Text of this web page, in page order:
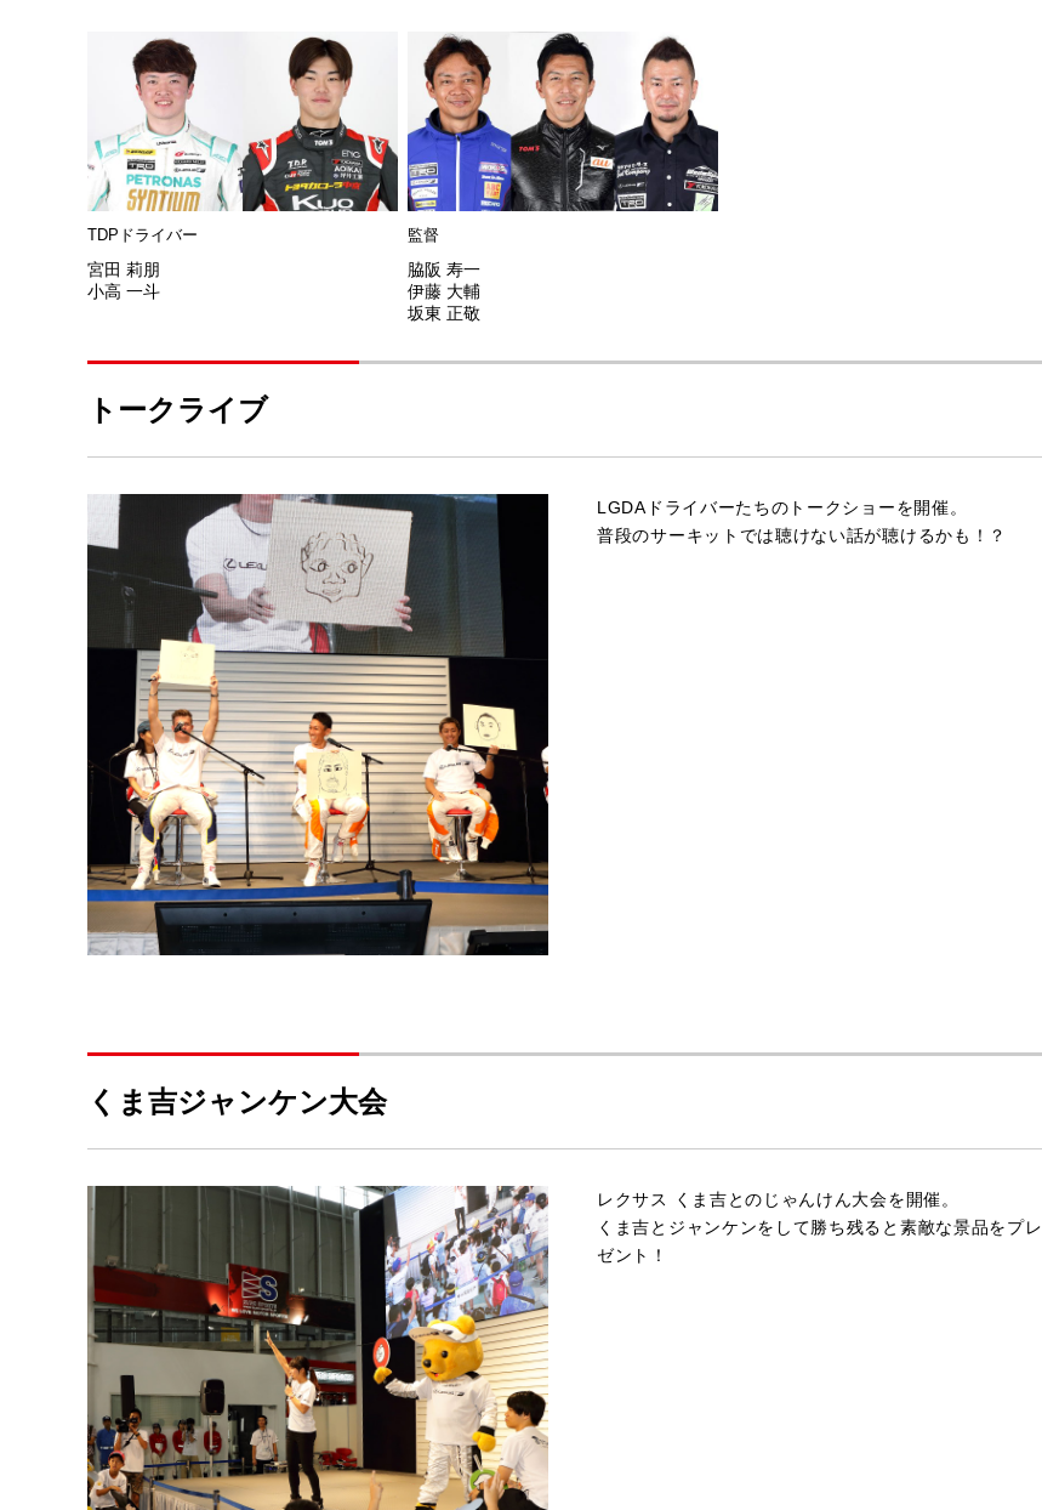
TDPドライバー
宮田 莉朋
小高 一斗
監督
脇阪 寿一
伊藤 大輔
坂東 正敬
トークライブ
LGDAドライバーたちのトークショーを開催。
普段のサーキットでは聴けない話が聴けるかも！？
くま吉ジャンケン大会
レクサス くま吉とのじゃんけん大会を開催。
くま吉とジャンケンをして勝ち残ると素敵な景品をプレ
ゼント！